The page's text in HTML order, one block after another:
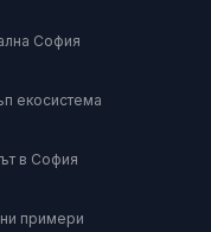
София
екосистема
в София
примери